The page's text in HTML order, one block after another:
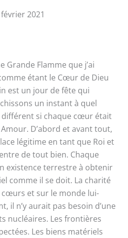
2021
Grande Flamme que j’ai
étant le Cœur de Dieu
est un jour de fête qui
un instant à quel
si chaque cœur était
D’abord et avant tout,
légitime en tant que Roi et
de tout bien. Chaque
existence terrestre à obtenir
comme il se doit. La charité
et sur le monde lui-
il n’y aurait pas besoin d’une
nucléaires. Les frontières
Les biens matériels